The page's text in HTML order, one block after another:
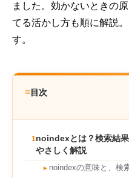
ました。効かないときの
てる活かし方も順に解説
す。
≡目次
1noindexとは？検索結
やさしく解説
► noindexの意味と、検